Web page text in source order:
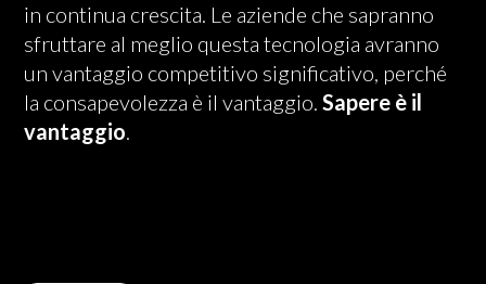
in continua crescita. Le aziende che sapranno
sfruttare al meglio questa tecnologia avranno
un vantaggio competitivo significativo, perché
la consapevolezza è il vantaggio.Sapere è il
vantaggio.